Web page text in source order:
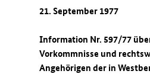
21. September 1977
Information Nr. 597/77
Vorkommnisse und
Angehörigen der in